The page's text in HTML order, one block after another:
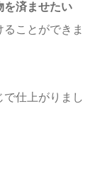
を済ませたい
ことができま
仕上がりまし